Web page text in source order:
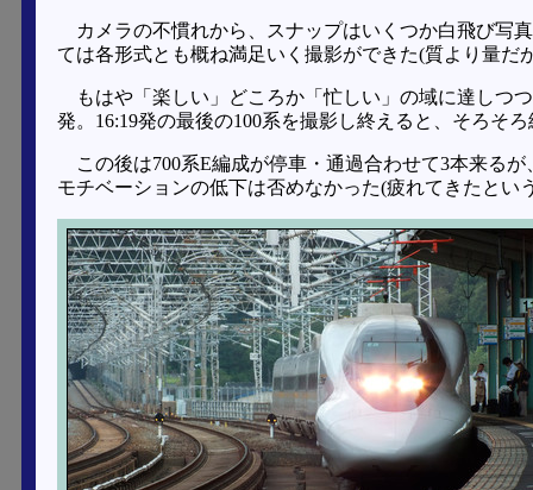
カメラの不慣れから、スナップはいくつか白飛び写
ては各形式とも概ね満足いく撮影ができた(質より量だ
もはや「楽しい」どころか「忙しい」の域に達しつ
発。16:19発の最後の100系を撮影し終えると、そろそ
この後は700系E編成が停車・通過合わせて3本来る
モチベーションの低下は否めなかった(疲れてきたとい